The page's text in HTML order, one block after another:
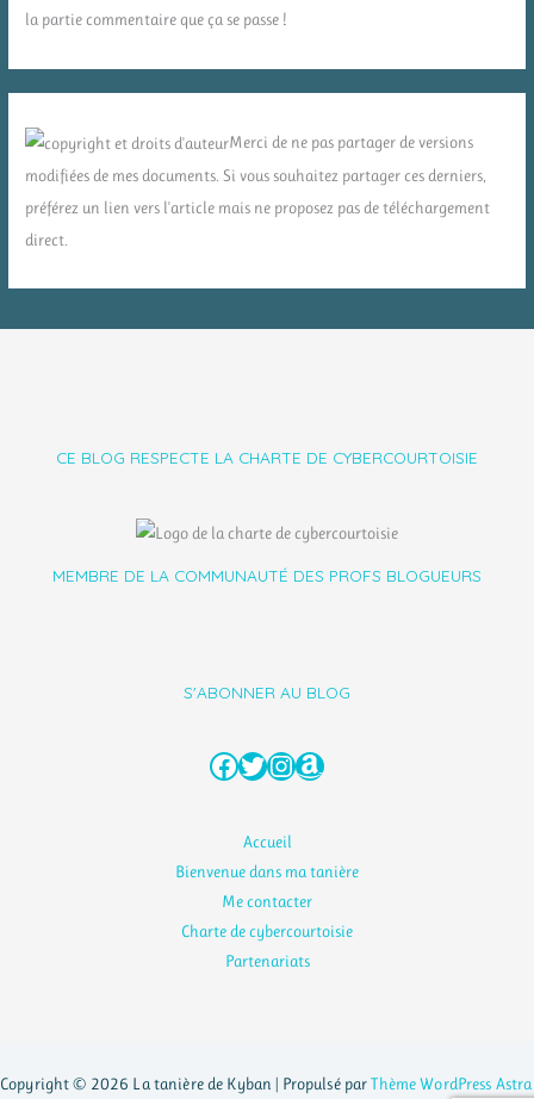
la partie commentaire que ça se passe !
Merci de ne pas partager de versions
modifiées de mes documents. Si vous souhaitez partager ces derniers,
préférez un lien vers l'article mais ne proposez pas de téléchargement
direct.
CE BLOG RESPECTE LA CHARTE DE CYBERCOURTOISIE
MEMBRE DE LA COMMUNAUTÉ DES PROFS BLOGUEURS
S'ABONNER AU BLOG
Facebook
Twitter
Instagram
Amazon
Accueil
Bienvenue dans ma tanière
Me contacter
Charte de cybercourtoisie
Partenariats
Copyright © 2026 La tanière de Kyban | Propulsé parThème WordPress Astra